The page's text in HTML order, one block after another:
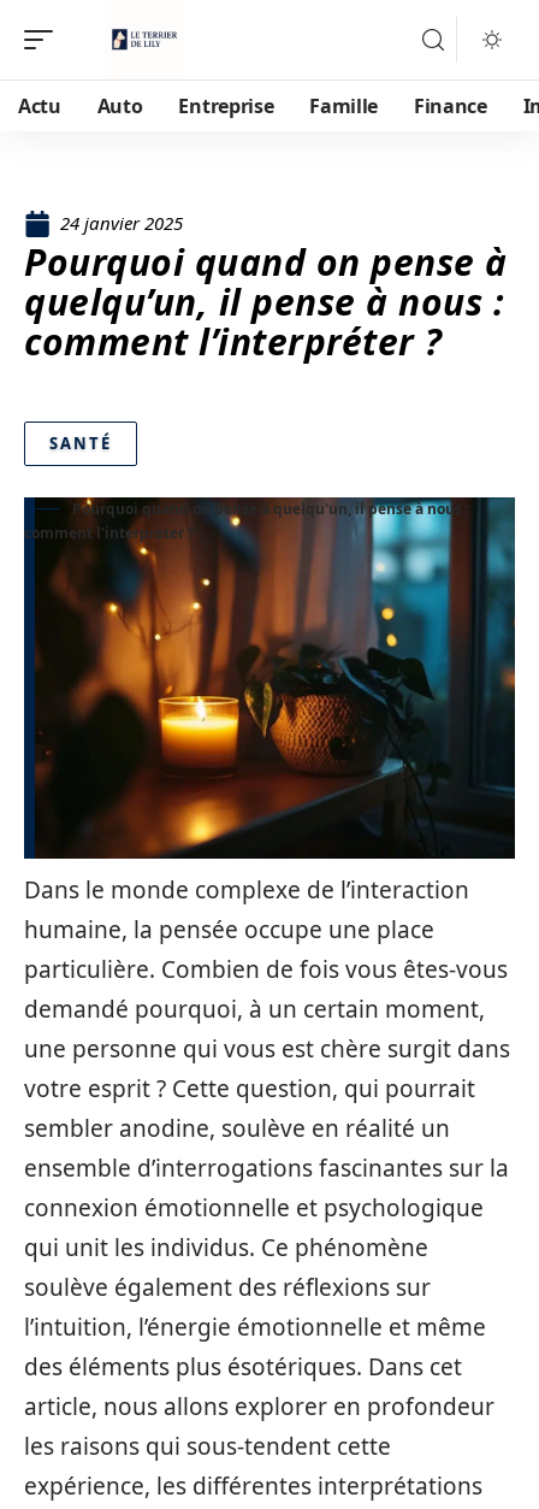
Actu Auto Entreprise Famille Finance
24 janvier 2025
Pourquoi quand on pense à
quelqu’un, il pense à nous :
comment l’interpréter ?
SANTÉ
Pourquoi quand on pense à quelqu'un, il pense à nous :
comment l'interpréter ?
Dans le monde complexe de l’interaction
humaine, la pensée occupe une place
particulière. Combien de fois vous êtes-vous
demandé pourquoi, à un certain moment,
une personne qui vous est chère surgit dans
votre esprit ? Cette question, qui pourrait
sembler anodine, soulève en réalité un
ensemble d’interrogations fascinantes sur la
connexion émotionnelle et psychologique
qui unit les individus. Ce phénomène
soulève également des réflexions sur
l’intuition, l’énergie émotionnelle et même
des éléments plus ésotériques. Dans cet
article, nous allons explorer en profondeur
les raisons qui sous-tendent cette
expérience, les différentes interprétations